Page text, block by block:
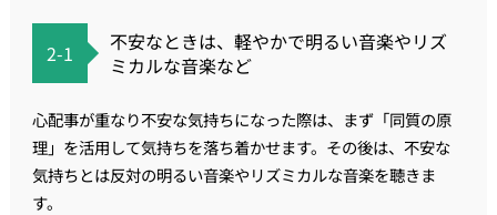
2-1
不安なときは、軽やかで明るい音楽やリズ
ミカルな音楽など
心配事が重なり不安な気持ちになった際は、まず「同質の原
理」を活用して気持ちを落ち着かせます。その後は、不安な
気持ちとは反対の明るい音楽やリズミカルな音楽を聴きま
す。